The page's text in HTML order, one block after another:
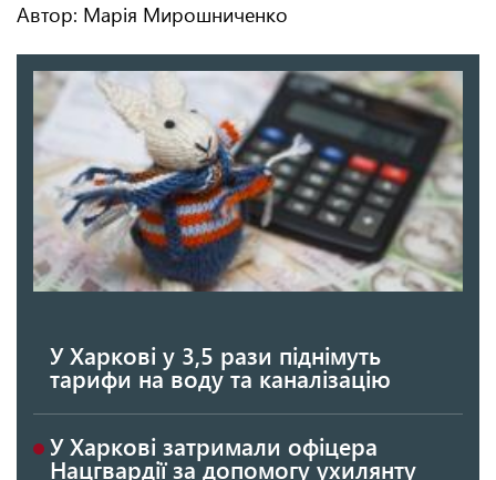
Автор: Марія Мирошниченко
У Харкові у 3,5 рази піднімуть
тарифи на воду та каналізацію
У Харкові затримали офіцера
Нацгвардії за допомогу ухилянту